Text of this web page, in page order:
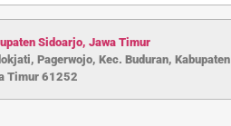
Sidoarjo, Jawa Timur
Pagerwojo, Kec. Buduran, Kabupaten
Timur 61252